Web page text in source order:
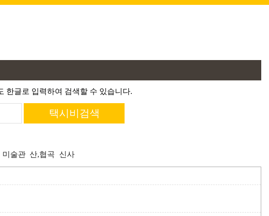
한글로 입력하여 검색할 수 있습니다.
미술관 산,협곡 신사